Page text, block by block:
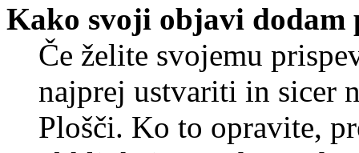
Kako svoji objavi dodam
Če želite svojemu
najprej ustvariti in sicer
Plošči. Ko to opravite,